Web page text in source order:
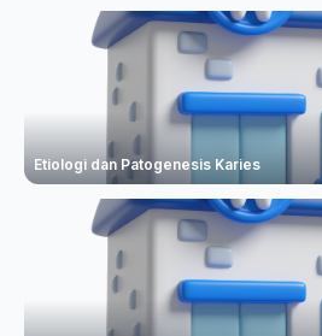
Etiologi dan Patogenesis Karies